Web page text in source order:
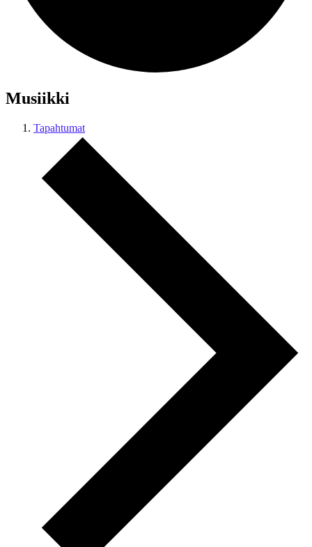
Musiikki
Tapahtumat